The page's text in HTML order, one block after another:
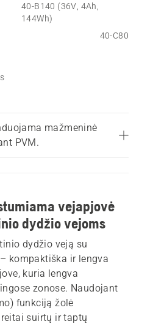
40-B140 (36V, 4Ah,
144Wh)
40-C80
mažmeninė
PVM.
vejapjovė
dydžio vejoms
dydžio veją su
kompaktiška ir lengva
kuria lengva
zonose. Naudojant
funkciją žolė
suirtų ir taptų